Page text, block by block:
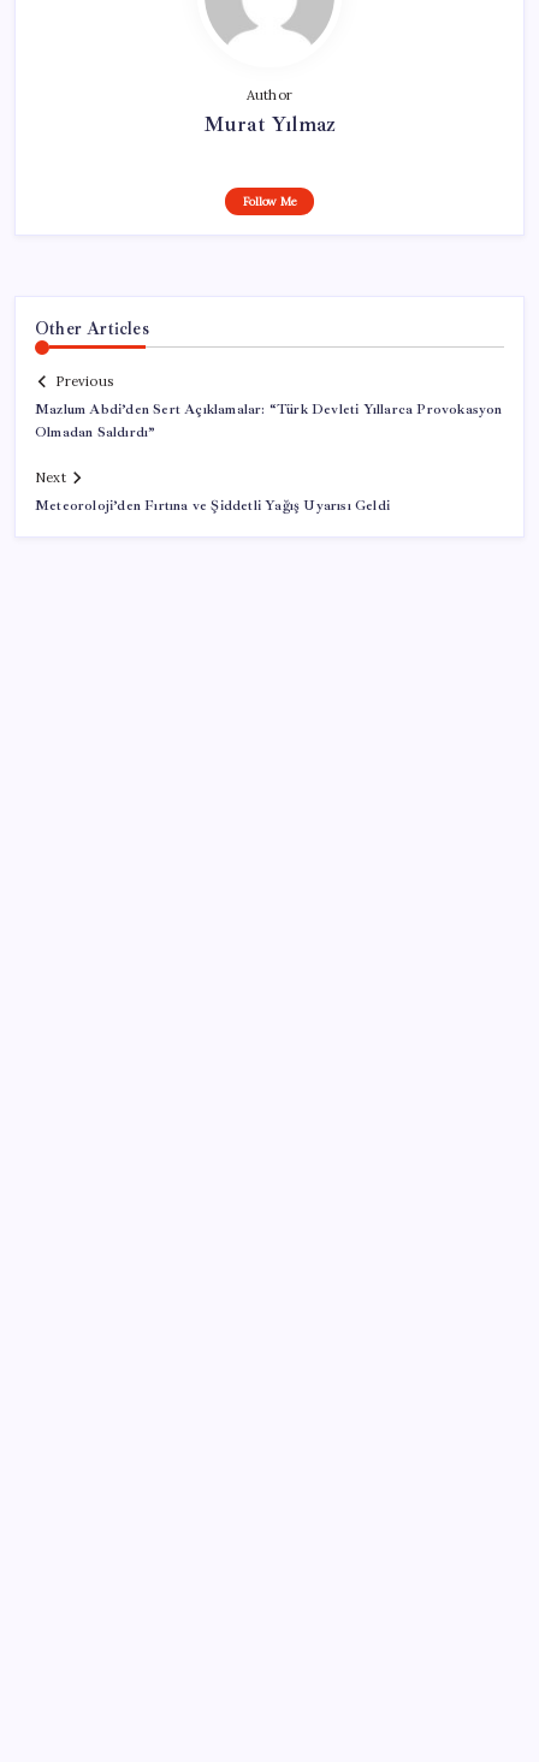
Author
Murat Yılmaz
Follow Me
Other Articles
Previous
Mazlum Abdi’den Sert Açıklamalar: “Türk Devleti Yıllarca Provokasyon
Olmadan Saldırdı”
Next
Meteoroloji’den Fırtına ve Şiddetli Yağış Uyarısı Geldi